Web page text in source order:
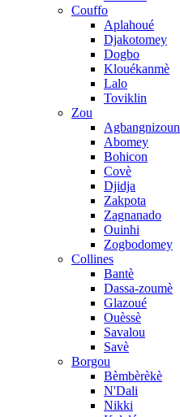
Couffo
Aplahoué
Djakotomey
Dogbo
Klouékanmè
Lalo
Toviklin
Zou
Agbangnizoun
Abomey
Bohicon
Covè
Djidja
Zakpota
Zagnanado
Ouinhi
Zogbodomey
Collines
Bantè
Dassa-zoumè
Glazoué
Ouèssè
Savalou
Savè
Borgou
Bèmbèrèkè
N'Dali
Nikki